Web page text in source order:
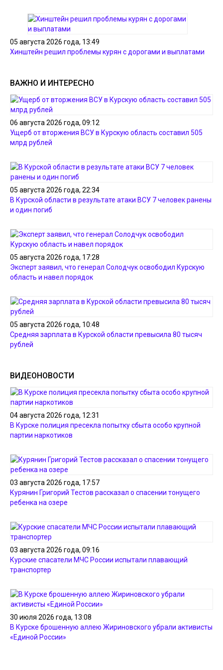
05 августа 2026 года, 13:49
Хинштейн решил проблемы курян с дорогами и выплатами
ВАЖНО И ИНТЕРЕСНО
06 августа 2026 года, 09:12
Ущерб от вторжения ВСУ в Курскую область составил 505
млрд рублей
05 августа 2026 года, 22:34
В Курской области в результате атаки ВСУ 7 человек ранены
и один погиб
05 августа 2026 года, 17:28
Эксперт заявил, что генерал Солодчук освободил Курскую
область и навел порядок
05 августа 2026 года, 10:48
Средняя зарплата в Курской области превысила 80 тысяч
рублей
ВИДЕОНОВОСТИ
04 августа 2026 года, 12:31
В Курске полиция пресекла попытку сбыта особо крупной
партии наркотиков
03 августа 2026 года, 17:57
Курянин Григорий Тестов рассказал о спасении тонущего
ребенка на озере
03 августа 2026 года, 09:16
Курские спасатели МЧС России испытали плавающий
транспортер
30 июля 2026 года, 13:08
В Курске брошенную аллею Жириновского убрали активисты
«Единой России»